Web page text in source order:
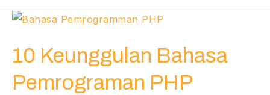
10 Keunggulan Bahasa
Pemrograman PHP
10
Bahasa
PHP